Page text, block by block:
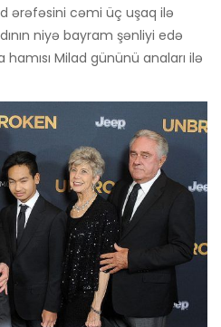
ərəfəsini cəmi üç uşaq ilə
niyə bayram şənliyi edə
Milad gününü anaları ilə